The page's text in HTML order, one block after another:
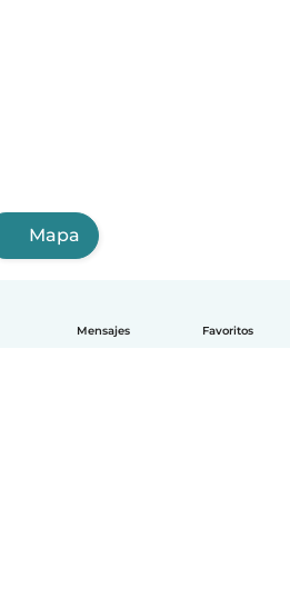
Mensajes Favoritos
Mapa